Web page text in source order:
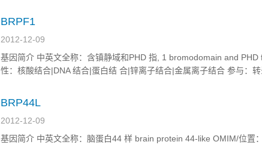
BRPF1
2012-12-09
基因简介 中英文全称：含镇静域和PHD 指, 1 bromodomain and
性：核酸结合|DNA 结合|蛋白结 合|锌离子结合|金属离子结合 参与：
BRP44L
2012-12-09
基因简介 中英文全称：脑蛋白44 样 brain protein 44-like OMIM/位置：